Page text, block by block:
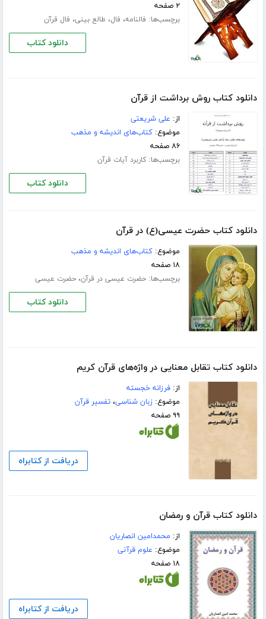
۲ صفحه
برچسب‌ها: فالنامه، فال، طالع بینی، فال قرآن
دانلود کتاب
دانلود کتاب روش برداشت از قرآن
از: علی شریعتی
موضوع:کتاب‌های اندیشه و مذهب
۸۶ صفحه
برچسب‌ها:کاربرد آیات قرآن
دانلود کتاب
دانلود کتاب حضرت عیسی(ع) در قرآن
موضوع:کتاب‌های اندیشه و مذهب
۱۸ صفحه
برچسب‌ها:حضرت عیسی در قرآن،حضرت عیسى
دانلود کتاب
دانلود کتاب تقابل معنایی در واژه‌های قرآن کریم
از:فرزانه خجسته
موضوع:زبان شناسی،تفسیر قرآن
۹۹ صفحه
دریافت از کتابراه
دانلود کتاب قرآن و رمضان
از: محمدامین انصاریان
موضوع: علوم قرآنی
۱۸ صفحه
دریافت از کتابراه